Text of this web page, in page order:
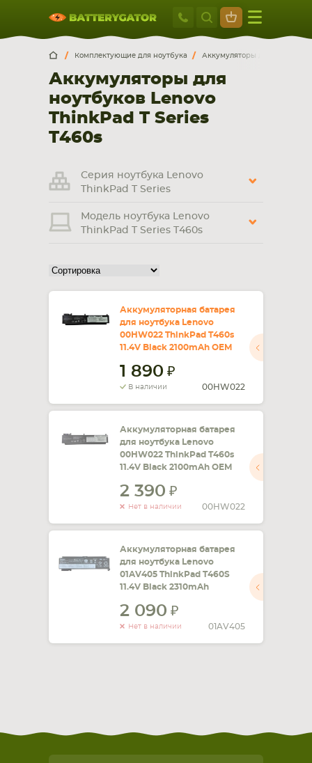
Москва
+7 495 414
Москва Санкт-Петербург
г. Москва, ул. Ткацкая, 5с3 (м. Семеновская)
5 мин. ходьбы от ст.м. “Семеновская”
+7 495 414 28 59
Обратный звонок
Пн-Вс:
смартфона, планшета
НОУТБУКА ПЛАНШЕТА
КОМПЛЕКТУЮЩИЕ
Комплектующие для ноутбука Аккумуляторы для ноутбуков
Аккумуляторы для
ноутбуков Lenovo
ThinkPad T Series
T460s
Серия ноутбука Lenovo
ThinkPad T Series
Модель ноутбука Lenovo
ThinkPad T Series T460s
Аккумуляторная батарея
для ноутбука Lenovo
00HW022 ThinkPad T460s
11.4V Black 2100mAh OEM
1 890
В наличии 00HW022
Аккумуляторная батарея
для ноутбука Lenovo
00HW022 ThinkPad T460s
11.4V Black 2100mAh OEM
2 390
Нет в наличии 00HW022
Аккумуляторная батарея
для ноутбука Lenovo
01AV405 ThinkPad T460S
11.4V Black 2310mAh
2 090
Нет в наличии 01AV405